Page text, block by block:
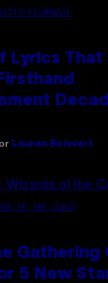
FILMMAGIC
Lyrics That
Lauren Boisvert
OF THE COAST
Gathering
5 New